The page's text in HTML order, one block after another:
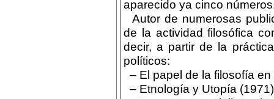
aparecido ya cinco
Autor de numerosas
de la actividad filosófica
decir, a partir de la
políticos:
– El papel de la filosofía
– Etnología y Utopía